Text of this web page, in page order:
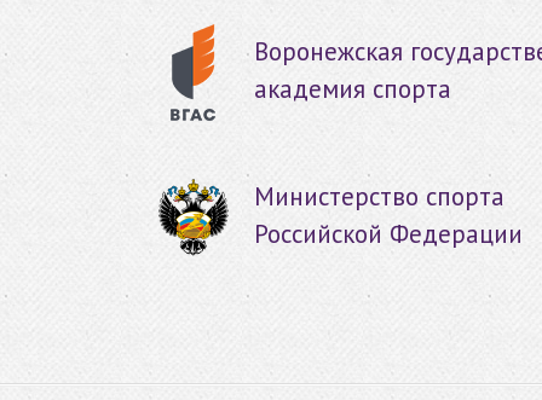
Воронежская
академия спорта
Министерство спорта
Российской Федерации